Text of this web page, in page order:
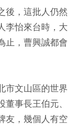
後，這批人仍然
李怡來台時，大
止，曹興誠都會
市文山區的世界
事長王伯元、
友，幾個人有空